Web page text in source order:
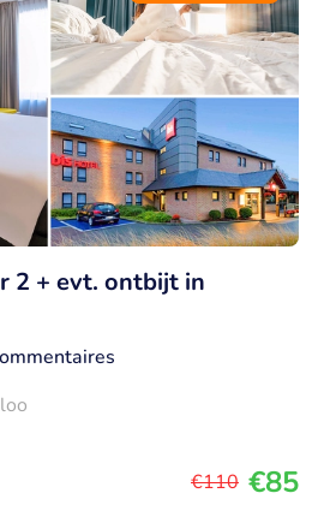
2 + evt. ontbijt in
€110 €85